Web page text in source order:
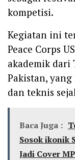
kompetisi.
Kegiatan ini
Peace Corps
akademik dari
Pakistan,
dan teknis
Baca Juga :
Sosok ikonik
Jadi Cover